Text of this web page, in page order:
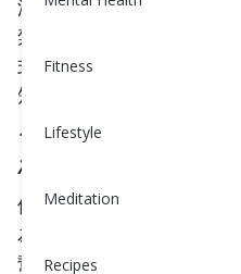
Fitness
Lifestyle
Meditation
Recipes
沒有定期獲得食物，這
禁食時期。許多宗教也
式或提升精神專注力的
短時間內不攝取食物或攝
一個人可以在沒有水的情
沒有食物的情況下可以生
儘管完全禁食在長期內
為健康和健身界的一種
幫助減重，並且管理血